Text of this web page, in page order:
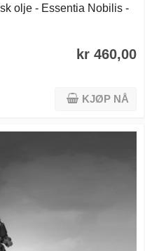
olje - Essentia Nobilis -
kr 460,00
KJØP NÅ